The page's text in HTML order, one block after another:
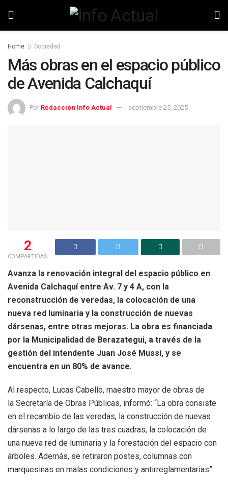
Home Sociedad
Más obras en el espacio público
de Avenida Calchaquí
Por Redacción Info Actual septiembre 25, 2025
2
COMPARTIDAS
Avanza la renovación integral del espacio público en
Avenida Calchaquí entre Av. 7 y 4 A, con la
reconstrucción de veredas, la colocación de una
nueva red luminaria y la construcción de nuevas
dársenas, entre otras mejoras. La obra es financiada
por la Municipalidad de Berazategui, a través de la
gestión del intendente Juan José Mussi, y se
encuentra en un 80% de avance.
Al respecto, Lucas Cabello, maestro mayor de obras de
la Secretaría de Obras Públicas, informó: “La obra consiste
en el recambio de las veredas, la construcción de nuevas
dársenas a lo largo de las tres cuadras, la colocación de
una nueva red de luminaria y la forestación del espacio con
árboles. Además, se retiraron postes, columnas con
marquesinas en malas condiciones y antirreglamentarias”.